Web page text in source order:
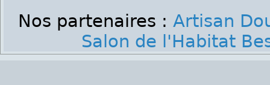
Nos partenaires : Artisan
Salon de l'Habitat